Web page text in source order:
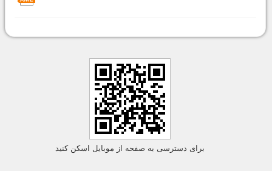
برای دسترسی به صفحه از موبایل اسکن کنید